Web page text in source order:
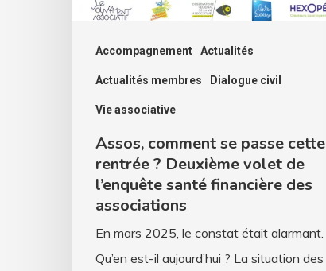
Accompagnement Actualités
Actualités membres Dialogue civil
Vie associative
Deuxième
volet
financière
associations
Assos, comment se passe cette
rentrée ? Deuxième volet de
l’enquête santé financière des
associations
En mars 2025, le constat était alarmant.
Qu’en est-il aujourd’hui ? La situation des